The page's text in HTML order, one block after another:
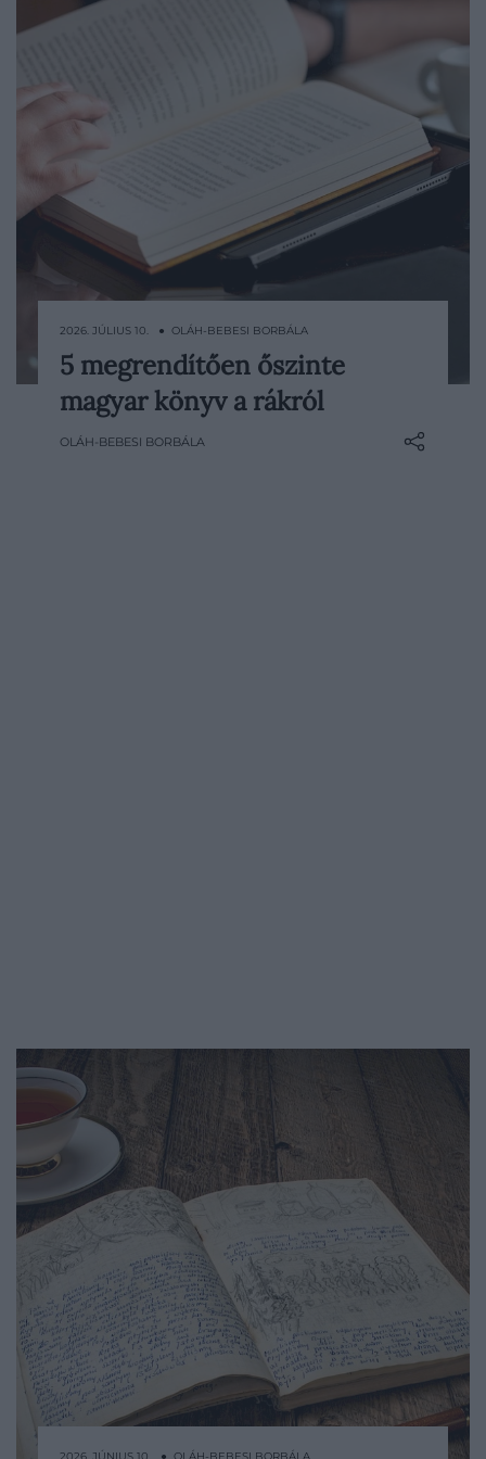
Az irodalom akkor mutatja meg igazán az
erejét, amikor olyan tapasztalatokhoz is
talál nyelvet, amelyekről a
2026. JÚLIUS 10. ● OLÁH-BEBESI BORBÁLA
5 megrendítően őszinte
magyar könyv a rákról
OLÁH-BEBESI BORBÁLA
2026. JÚNIUS 10. ● OLÁH-BEBESI BORBÁLA